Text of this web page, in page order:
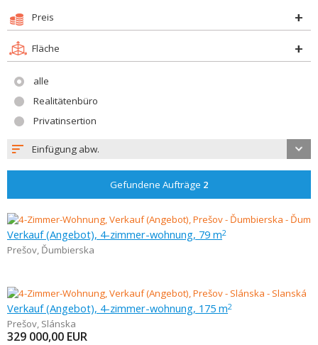
Preis
Fläche
alle
Realitätenbüro
Privatinsertion
Einfügung abw.
Gefundene Aufträge 2
Verkauf (Angebot), 4-zimmer-wohnung, 79 m2
Prešov, Ďumbierska
Verkauf (Angebot), 4-zimmer-wohnung, 175 m2
Prešov, Slánska
329 000,00 EUR